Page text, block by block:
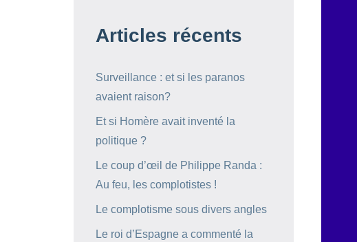
Articles récents
Surveillance : et si les paranos
avaient raison?
Et si Homère avait inventé la
politique ?
Le coup d’œil de Philippe Randa :
Au feu, les complotistes !
Le complotisme sous divers angles
Le roi d’Espagne a commenté la